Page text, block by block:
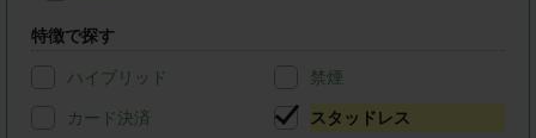
特徴で探す
ハイブリッド 禁煙
カード決済 スタッドレス